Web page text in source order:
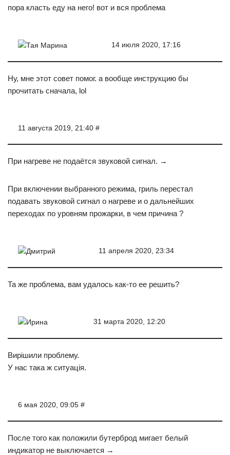
пора класть еду на него! вот и вся проблема
Тая Марина 14 июля 2020, 17:16
Ну, мне этот совет помог. а вообще инструкцию бы
прочитать сначала, lol
11 августа 2019, 21:40 #
При нагреве не подаётся звуковой сигнал. →
При включении выбранного режима, гриль перестал
подавать звуковой сигнал о нагреве и о дальнейших
переходах по уровням прожарки, в чем причина ?
Дмитрий 11 апреля 2020, 23:34
Та же проблема, вам удалось как-то ее решить?
Ирина 31 марта 2020, 12:20
Вирішили проблему.
У нас така ж ситуація.
6 мая 2020, 09:05 #
После того как положили бутерброд мигает белый
индикатор не выключается →